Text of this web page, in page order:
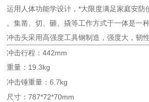
运用人体功能学设计，*大限度满足家庭安防
。集凿、切、砸、撬等工作方式于一体是一
冲击头采用高强度工具钢制造，强度大，韧
冲击行程：442mm
重量： 19.3kg
冲击锤重量：6.7kg
尺寸：787*72*70mm